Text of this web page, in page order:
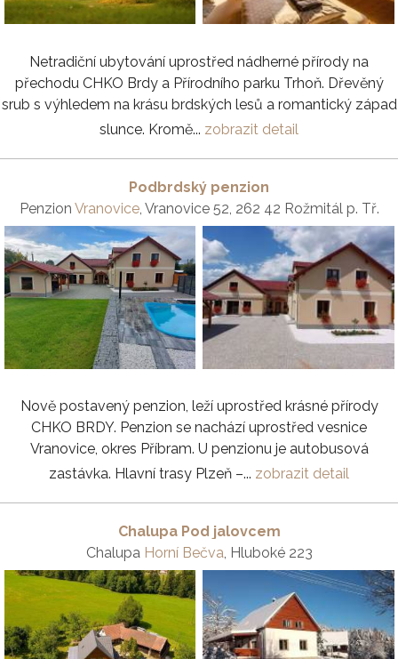
Netradiční ubytování uprostřed nádherné přírody na
přechodu CHKO Brdy a Přírodního parku Trhoň. Dřevěný
srub s výhledem na krásu brdských lesů a romantický západ
slunce. Kromě... zobrazit detail
Podbrdský penzion
Penzion Vranovice, Vranovice 52, 262 42 Rožmitál p. Tř.
Nově postavený penzion, leží uprostřed krásné přírody
CHKO BRDY. Penzion se nachází uprostřed vesnice
Vranovice, okres Příbram. U penzionu je autobusová
zastávka. Hlavní trasy Plzeň –... zobrazit detail
Chalupa Pod jalovcem
Chalupa Horní Bečva, Hluboké 223